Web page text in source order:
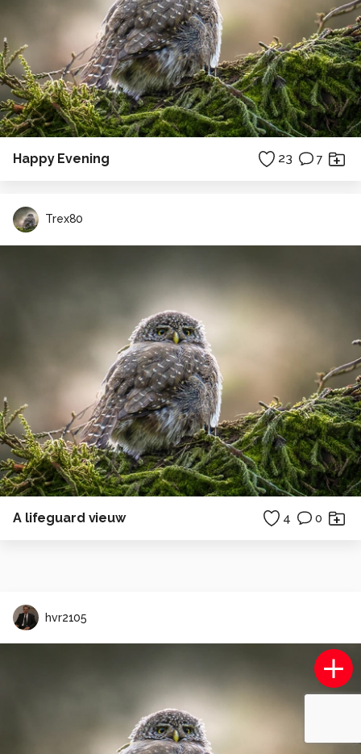
Happy Evening 23 7
Trex80
A lifeguard vieuw 4 0
hvr2105